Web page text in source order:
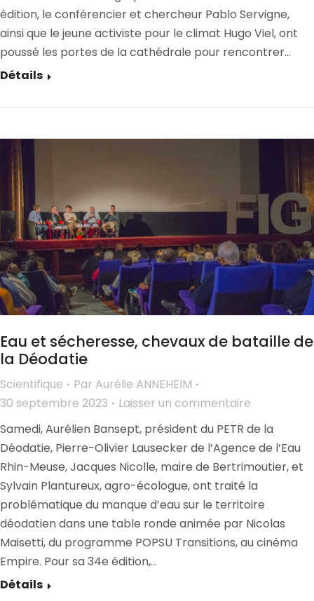
édition, le conférencier et chercheur Pablo Servigne,
ainsi que le jeune activiste pour le climat Hugo Viel, ont
poussé les portes de la cathédrale pour rencontrer…
Détails
Eau et sécheresse, chevaux de bataille de
la Déodatie
Scientifique Par Aurélie ANNEHEIM
30 septembre 2023
Laisser un commentaire
Samedi, Aurélien Bansept, président du PETR de la
Déodatie, Pierre-Olivier Lausecker de l’Agence de l’Eau
Rhin-Meuse, Jacques Nicolle, maire de Bertrimoutier, et
Sylvain Plantureux, agro-écologue, ont traité la
problématique du manque d’eau sur le territoire
déodatien dans une table ronde animée par Nicolas
Maisetti, du programme POPSU Transitions, au cinéma
Empire. Pour sa 34e édition,…
Détails